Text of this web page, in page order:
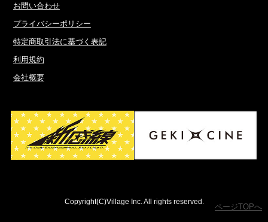
お問い合わせ
プライバシーポリシー
特定商取引法に基づく表記
利用規約
会社概要
Copyright(C)Village Inc. All rights reserved.
ページTOPへ